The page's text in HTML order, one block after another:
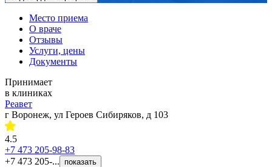
Место приема
О враче
Отзывы
Услуги, цены
Документы
Принимает
в клиниках
Реавет
г Воронеж, ул Героев Сибиряков, д 103
4.5
+7 473 205-98-83
+7 473 205-...
показать